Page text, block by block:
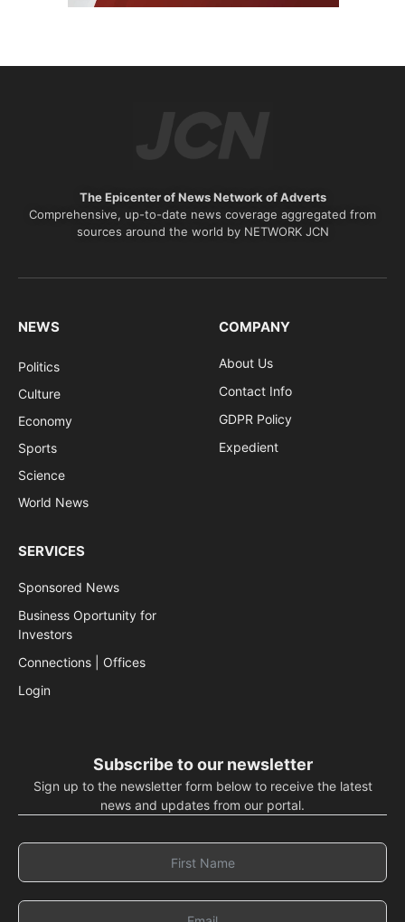
The Epicenter of News Network of Adverts
Comprehensive, up-to-date news coverage aggregated from
sources around the world by NETWORK JCN
NEWS
Politics
Culture
Economy
Sports
Science
World News
COMPANY
About Us
Contact Info
GDPR Policy
Expedient
SERVICES
Sponsored News
Business Oportunity for
Investors
Connections | Offices
Login
Subscribe to our newsletter
Sign up to the newsletter form below to receive the latest
news and updates from our portal.